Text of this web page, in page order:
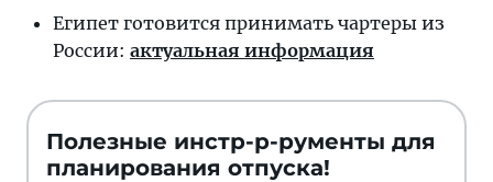
Египет готовится принимать чартеры из
России: актуальная информация
Полезные инстр-р-рументы для
планирования отпуска!